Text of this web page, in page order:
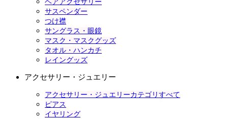
ヘアアクセサリー
サスペンダー
つけ襟
サングラス・眼鏡
マスク・マスクグッズ
タオル・ハンカチ
レイングッズ
アクセサリー・ジュエリー
アクセサリー・ジュエリーカテゴリすべて
ピアス
イヤリング